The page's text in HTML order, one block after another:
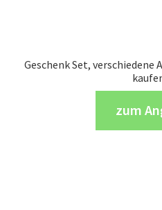
Geschenk Set, verschiedene
zum